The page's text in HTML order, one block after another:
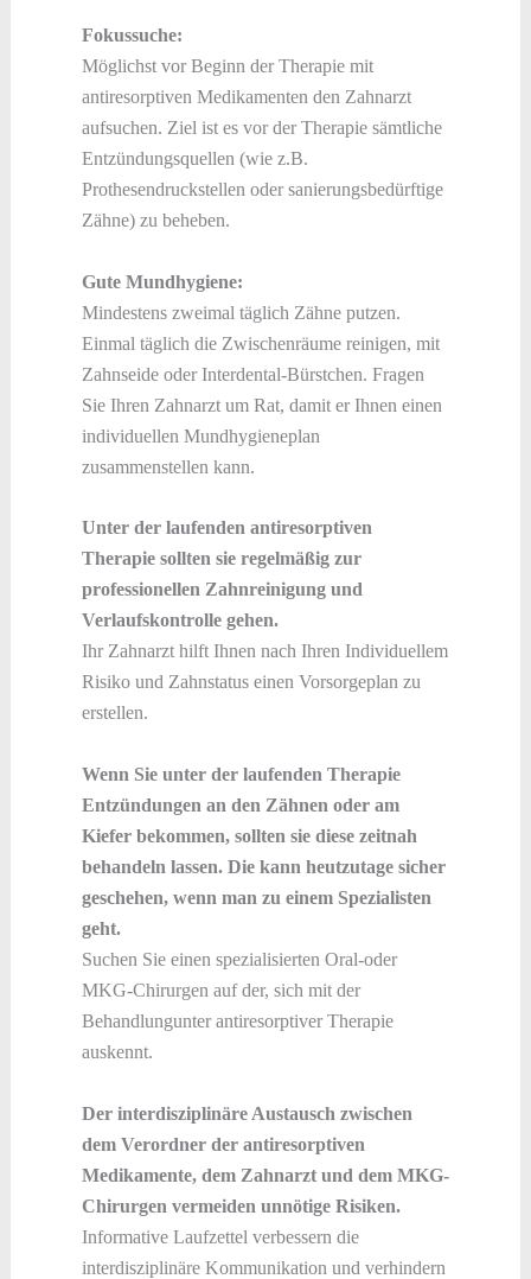
Fokussuche:
Möglichst vor Beginn der Therapie mit
antiresorptiven Medikamenten den Zahnarzt
aufsuchen. Ziel ist es vor der Therapie sämtliche
Entzündungsquellen (wie z.B.
Prothesendruckstellen oder sanierungsbedürftige
Zähne) zu beheben.
Gute Mundhygiene:
Mindestens zweimal täglich Zähne putzen.
Einmal täglich die Zwischenräume reinigen, mit
Zahnseide oder Interdental-Bürstchen. Fragen
Sie Ihren Zahnarzt um Rat, damit er Ihnen einen
individuellen Mundhygieneplan
zusammenstellen kann.
Unter der laufenden antiresorptiven
Therapie sollten sie regelmäßig zur
professionellen Zahnreinigung und
Verlaufskontrolle gehen.
Ihr Zahnarzt hilft Ihnen nach Ihren Individuellem
Risiko und Zahnstatus einen Vorsorgeplan zu
erstellen.
Wenn Sie unter der laufenden Therapie
Entzündungen an den Zähnen oder am
Kiefer bekommen, sollten sie diese zeitnah
behandeln lassen. Die kann heutzutage sicher
geschehen, wenn man zu einem Spezialisten
geht.
Suchen Sie einen spezialisierten Oral-oder
MKG-Chirurgen auf der, sich mit der
Behandlungunter antiresorptiver Therapie
auskennt.
Der interdisziplinäre Austausch zwischen
dem Verordner der antiresorptiven
Medikamente, dem Zahnarzt und dem MKG-
Chirurgen vermeiden unnötige Risiken.
Informative Laufzettel verbessern die
interdisziplinäre Kommunikation und verhindern